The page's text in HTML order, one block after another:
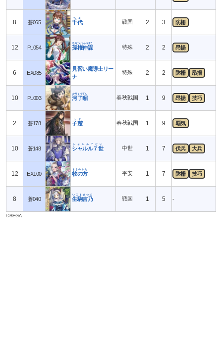
8 蒼065 千代
ちよ
戦国 2 3 防柵
12 PL054 孫権仲謀
そんけんちゅうぼう
特殊 2 2 昂揚
6 EX085
見習い魔導士リー
ナ
特殊 2 2 防柵 昂揚
10 PL003 河了貂
かりょうてん
春秋戦国 1 9 昂揚 技巧
2 蒼178 子楚
しそ
春秋戦国 1 9 覇気
10 蒼148 シャルル７世
シャルル７せい
中世 1 7 伏兵 大兵
12 EX100 牧の方
まきのかた
平安 1 7 防柵 技巧
8 蒼040 生駒吉乃
いこまきつの
戦国 1 5 -
©SEGA